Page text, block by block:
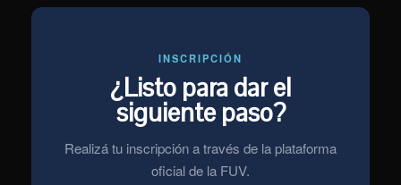
INSCRIPCIÓN
¿Listo para dar el
siguiente paso?
Realizá tu inscripción a través de la plataforma
oficial de la FUV.